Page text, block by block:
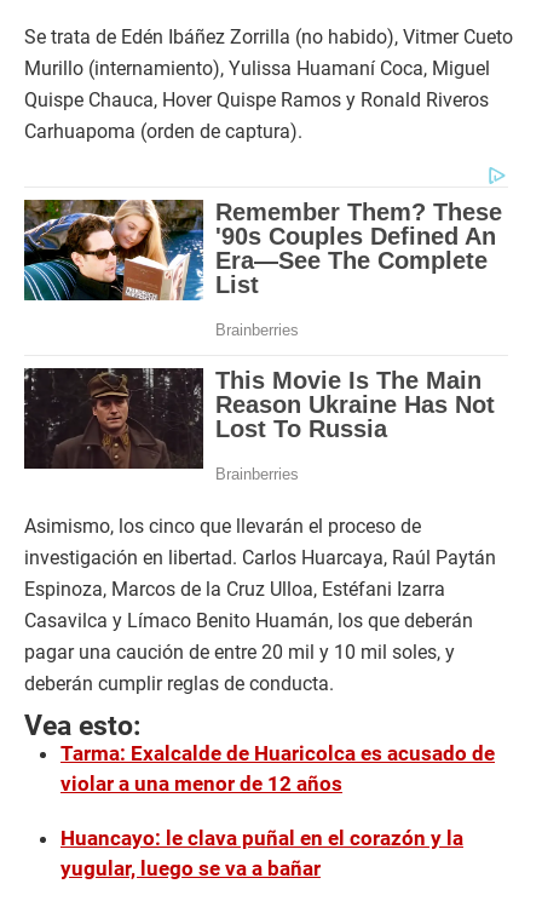
Se trata de Edén Ibáñez Zorrilla (no habido), Vitmer Cueto
Murillo (internamiento), Yulissa Huamaní Coca, Miguel
Quispe Chauca, Hover Quispe Ramos y Ronald Riveros
Carhuapoma (orden de captura).
Asimismo, los cinco que llevarán el proceso de
investigación en libertad. Carlos Huarcaya, Raúl Paytán
Espinoza, Marcos de la Cruz Ulloa, Estéfani Izarra
Casavilca y Límaco Benito Huamán, los que deberán
pagar una caución de entre 20 mil y 10 mil soles, y
deberán cumplir reglas de conducta.
Vea esto:
Tarma: Exalcalde de Huaricolca es acusado de
violar a una menor de 12 años
Huancayo: le clava puñal en el corazón y la
yugular, luego se va a bañar